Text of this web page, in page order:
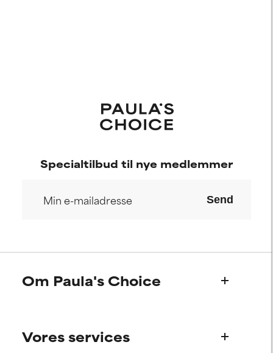
Specialtilbud til nye medlemmer
Send
Om Paula's Choice
Paula’s historie
Vores services